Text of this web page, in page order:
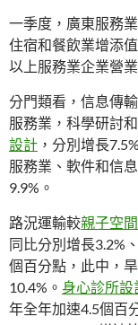
一季度，廣東服務
住宿和餐飲業增添
以上服務業企業營
分門類看，信息傳
服務業，科學研討
設計 ，分別增長
服務業、軟件和信
9.9%。
路況運輸較親子空
同比分別增長3.2%
個百分點，此中，
10.4%。 身心診所設
年全年加速4.5個百